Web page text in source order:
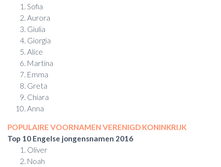
Sofia
Aurora
Giulia
Giorgia
Alice
Martina
Emma
Greta
Chiara
Anna
POPULAIRE VOORNAMEN VERENIGD KONINKRIJK
Top 10 Engelse jongensnamen 2016
Oliver
Noah